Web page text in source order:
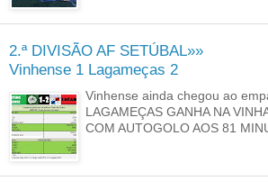
2.ª DIVISÃO AF SETÚBAL»»
Vinhense 1 Lagameças 2
Vinhense ainda chegou ao
LAGAMEÇAS GANHA NA
COM AUTOGOLO AOS 81